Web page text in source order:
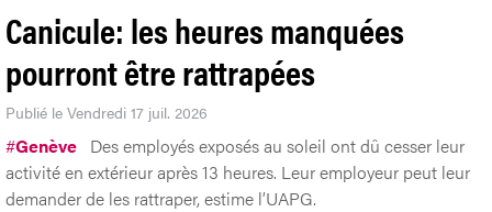
Canicule: les heures manquées
pourront être rattrapées
Publié le Vendredi 17 juil. 2026
#Genève Des employés exposés au soleil ont dû cesser leur
activité en extérieur après 13 heures. Leur employeur peut leur
demander de les rattraper, estime l’UAPG.